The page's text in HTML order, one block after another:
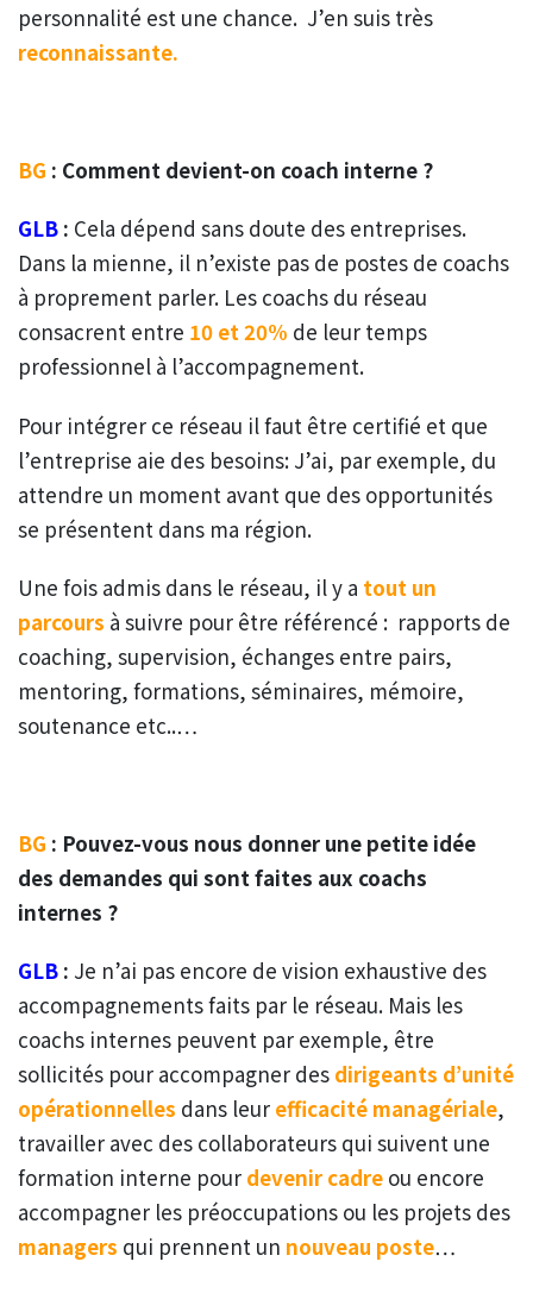
personnalité est une chance. J’en suis très
reconnaissante.
BG : Comment devient-on coach interne ?
GLB : Cela dépend sans doute des entreprises.
Dans la mienne, il n’existe pas de postes de coachs
à proprement parler. Les coachs du réseau
consacrent entre 10 et 20% de leur temps
professionnel à l’accompagnement.
Pour intégrer ce réseau il faut être certifié et que
l’entreprise aie des besoins: J’ai, par exemple, du
attendre un moment avant que des opportunités
se présentent dans ma région.
Une fois admis dans le réseau, il y a tout un
parcours à suivre pour être référencé : rapports de
coaching, supervision, échanges entre pairs,
mentoring, formations, séminaires, mémoire,
soutenance etc..…
BG : Pouvez-vous nous donner une petite idée
des demandes qui sont faites aux coachs
internes ?
GLB : Je n’ai pas encore de vision exhaustive des
accompagnements faits par le réseau. Mais les
coachs internes peuvent par exemple, être
sollicités pour accompagner des dirigeants d’unité
opérationnelles dans leur efficacité managériale,
travailler avec des collaborateurs qui suivent une
formation interne pour devenir cadre ou encore
accompagner les préoccupations ou les projets des
managers qui prennent un nouveau poste…